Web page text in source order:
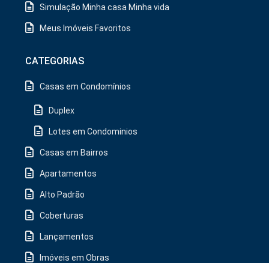
Simulação Minha casa Minha vida
Meus Imóveis Favoritos
CATEGORIAS
Casas em Condomínios
Duplex
Lotes em Condominios
Casas em Bairros
Apartamentos
Alto Padrão
Coberturas
Lançamentos
Imóveis em Obras